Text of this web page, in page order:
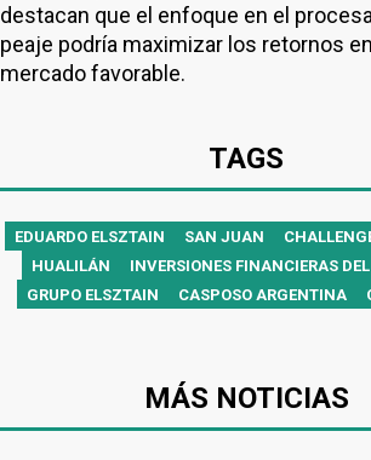
destacan que el enfoque en el
peaje podría maximizar los retornos
mercado favorable.
TAGS
EDUARDO ELSZTAIN SAN JUAN
HUALILÁN
INVERSIONES FINANCIERAS
GRUPO ELSZTAIN
CASPOSO ARGENTINA
MÁS NOTICIAS